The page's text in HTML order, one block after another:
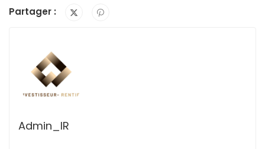
Partager :
Admin_IR